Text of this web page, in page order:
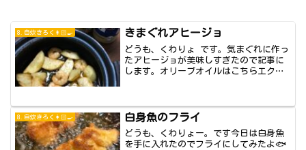
8.自炊きろく👩🏻‍🍳 きまぐれアヒージョ
どうも、くわりょ です。気まぐれに作っ
たアヒージョが美味しすぎたので記事に
します。オリーブオイルはこちらエクス
8.自炊きろく👩🏻‍🍳 白身魚のフライ
どうも、くわりょー。です今日は白身魚
を手に入れたのでフライにしてみたよ🐟